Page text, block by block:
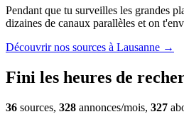
Pendant que tu surveilles les grandes
dizaines de canaux parallèles et on
Découvrir nos sources à Lausanne →
Fini les heures de
36 sources, 328 annonces/mois, 327